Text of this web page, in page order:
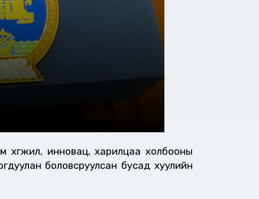
инновац, харилцаа холбооны
боловсруулсан бусад хуулийн